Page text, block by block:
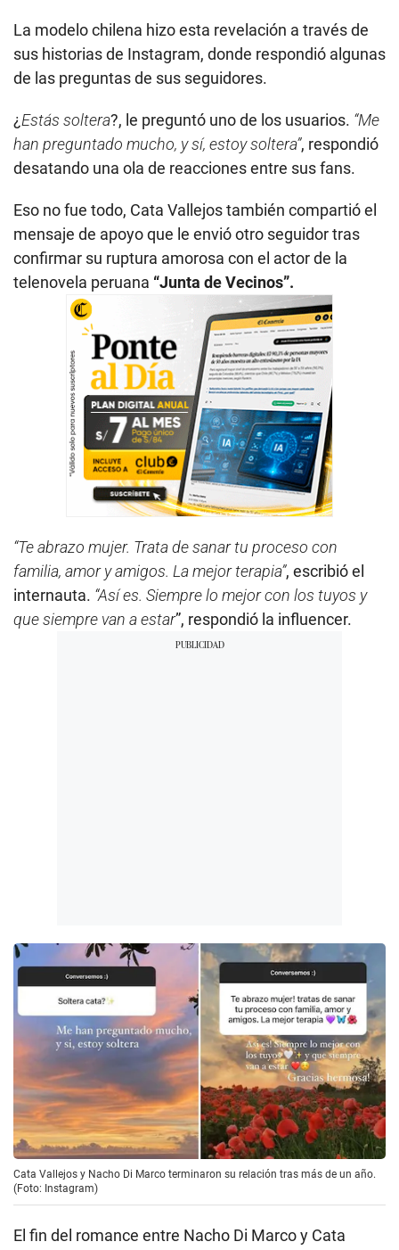
La modelo chilena hizo esta revelación a través de
sus historias de Instagram, donde respondió algunas
de las preguntas de sus seguidores.
¿Estás soltera?, le preguntó uno de los usuarios. “Me
han preguntado mucho, y sí, estoy soltera”, respondió
desatando una ola de reacciones entre sus fans.
Eso no fue todo, Cata Vallejos también compartió el
mensaje de apoyo que le envió otro seguidor tras
confirmar su ruptura amorosa con el actor de la
telenovela peruana “Junta de Vecinos”.
“Te abrazo mujer. Trata de sanar tu proceso con
familia, amor y amigos. La mejor terapia”, escribió el
internauta. “Así es. Siempre lo mejor con los tuyos y
que siempre van a estar”, respondió la influencer.
Cata Vallejos y Nacho Di Marco terminaron su relación tras más de un año.
(Foto: Instagram)
El fin del romance entre Nacho Di Marco y Cata